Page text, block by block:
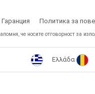
Гаранция Политика за
че носите отговорност за
Ελλάδα